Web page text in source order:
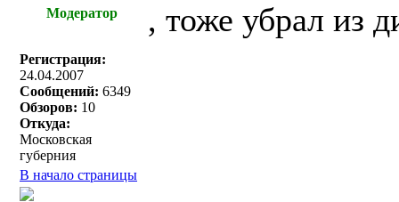
Модератор
Регистрация:
24.04.2007
Сообщений: 6349
Обзоров: 10
Откуда:
Московская
губерния
, тоже убрал из
В начало страницы